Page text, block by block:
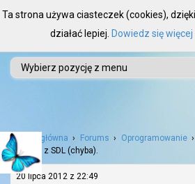
Strona główna › Forums › Oprogramowanie ›
Problem z SDL (chyba).
20 lipca 2012 z 22:49
Ta strona używa ciasteczek (cookies),
działać lepiej. Dowiedz się więcej